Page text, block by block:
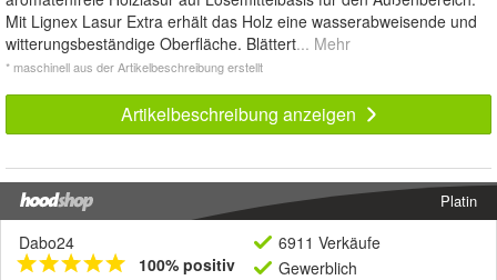
Mit Lignex Lasur Extra erhält das Holz eine wasserabweisende und
witterungsbeständige Oberfläche. Blättert... Mehr
* maschinell aus der Artikelbeschreibung erstellt
Artikelbeschreibung anzeigen
Platin
Dabo24
100% positiv
6911 Verkäufe
Gewerblich